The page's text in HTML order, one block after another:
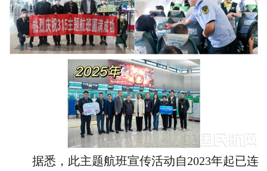
据悉，此主题航班宣传活动自2023年起已连